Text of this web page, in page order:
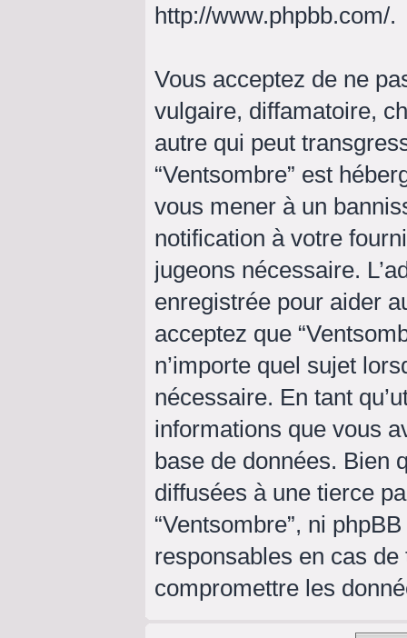
http://www.phpbb.com/.
Vous acceptez de ne
vulgaire, diffamatoire,
autre qui peut
“Ventsombre” est
vous mener à un
notification à votre
jugeons nécessaire.
enregistrée pour aider
acceptez que
n’importe quel sujet
nécessaire. En tant
informations que vous
base de données. Bien
diffusées à une tierce
“Ventsombre”, ni
responsables en cas
compromettre les